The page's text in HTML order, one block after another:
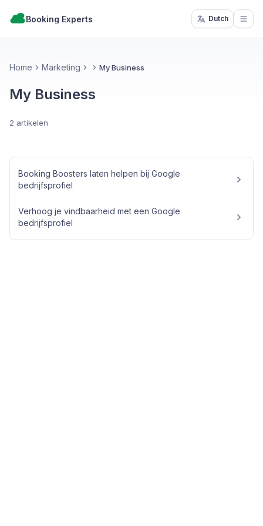
Booking Experts Dutch
Home Marketing My Business
My Business
2 artikelen
Booking Boosters laten helpen bij Google
bedrijfsprofiel
Verhoog je vindbaarheid met een Google
bedrijfsprofiel